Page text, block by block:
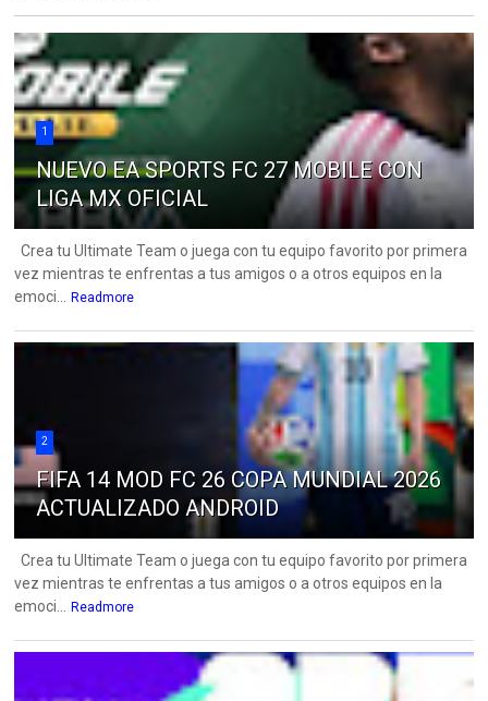
1
NUEVO EA SPORTS FC 27 MOBILE CON
LIGA MX OFICIAL
Crea tu Ultimate Team o juega con tu equipo favorito por primera
vez mientras te enfrentas a tus amigos o a otros equipos en la
emoci...
Readmore
2
FIFA 14 MOD FC 26 COPA MUNDIAL 2026
ACTUALIZADO ANDROID
Crea tu Ultimate Team o juega con tu equipo favorito por primera
vez mientras te enfrentas a tus amigos o a otros equipos en la
emoci...
Readmore